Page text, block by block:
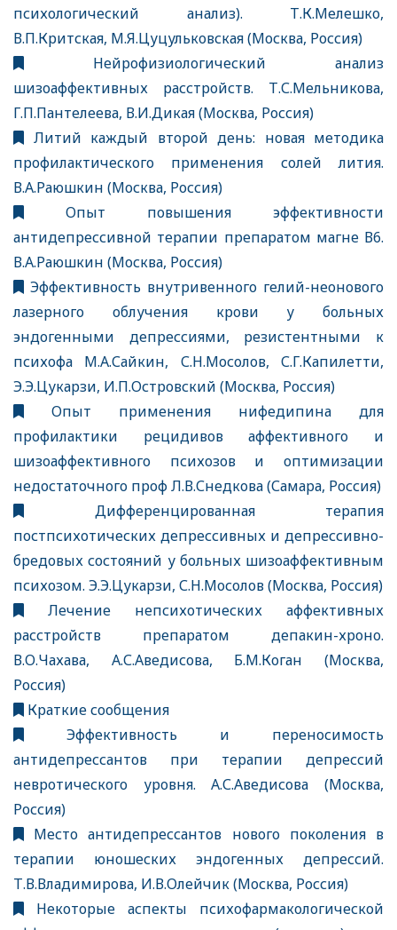
психологический анализ). Т.К.Мелешко,
В.П.Критская, М.Я.Цуцульковская (Москва, Россия)
Нейрофизиологический анализ
шизоаффективных расстройств. Т.С.Мельникова,
Г.П.Пантелеева, В.И.Дикая (Москва, Россия)
Литий каждый второй день: новая методика
профилактического применения солей лития.
В.А.Раюшкин (Москва, Россия)
Опыт повышения эффективности
антидепрессивной терапии препаратом магне В6.
В.А.Раюшкин (Москва, Россия)
Эффективность внутривенного гелий-неонового
лазерного облучения крови у больных
эндогенными депрессиями, резистентными к
психофа М.А.Сайкин, С.Н.Мосолов, С.Г.Капилетти,
Э.Э.Цукарзи, И.П.Островский (Москва, Россия)
Опыт применения нифедипина для
профилактики рецидивов аффективного и
шизоаффективного психозов и оптимизации
недостаточного проф Л.В.Снедкова (Самара, Россия)
Дифференцированная терапия
постпсихотических депрессивных и депрессивно-
бредовых состояний у больных шизоаффективным
психозом. Э.Э.Цукарзи, С.Н.Мосолов (Москва, Россия)
Лечение непсихотических аффективных
расстройств препаратом депакин-хроно.
В.О.Чахава, А.С.Аведисова, Б.М.Коган (Москва,
Россия)
Краткие сообщения
Эффективность и переносимость
антидепрессантов при терапии депрессий
невротического уровня. А.С.Аведисова (Москва,
Россия)
Место антидепрессантов нового поколения в
терапии юношеских эндогенных депрессий.
Т.В.Владимирова, И.В.Олейчик (Москва, Россия)
Некоторые аспекты психофармакологической